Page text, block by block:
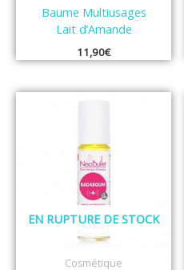
Baume Multiusages
Lait d’Amande
11,90€
EN RUPTURE DE STOCK
Cosmétique